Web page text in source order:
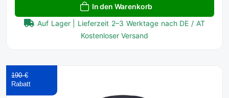
In den Warenkorb
Auf Lager | Lieferzeit 2–3 Werktage nach DE / AT
Kostenloser Versand
190 €